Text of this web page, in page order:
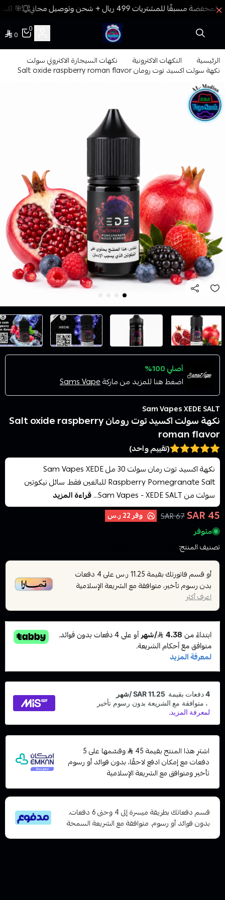
🎯
فيب المدينة
0
0
الرئيسية النكهات الاكترونية نكهات السيجارة الاكتروني سولت
نكهة سولت اكسيد توت رومان Salt oxide raspberry roman flavor
أصلي 100%
اضغط هنا للمزيد من ماركةSams Vape
Sam Vapes XEDE SALT
نكهة سولت اكسيد توت رومان Salt oxide raspberry
roman flavor
(تقييم واحد)
نكهة اكسيد توت رمان سولت 30 مل Sam Vapes XEDE
Raspberry Pomegranate Salt للبالغين فقط. سائل نيكوتين
سولت من Sam Vapes - XEDE SALT...
قراءة المزيد
45 SAR
67 SAR وفر22 ر.س
متوفر
تصنيف المنتج:
أو قسم فاتورتك بقيمة 11.25 ر.س على4 دفعات
بدون رسوم تأخير، متوافقة مع الشريعة الإسلامية
اعرف أكثر
اشترِ هذا المنتج بقيمة 45
وقسّمها على 5
دفعات مع إمكان ادفع لاحقًا، بدون فوائد أو رسوم
تأخير ومتوافق مع الشريعة الإسلامية
قسم دفعاتك بطريقة ميسرة إلى 4 وحتى 6 دفعات،
بدون فوائد أو رسوم. متوافقة مع الشريعة السمحة